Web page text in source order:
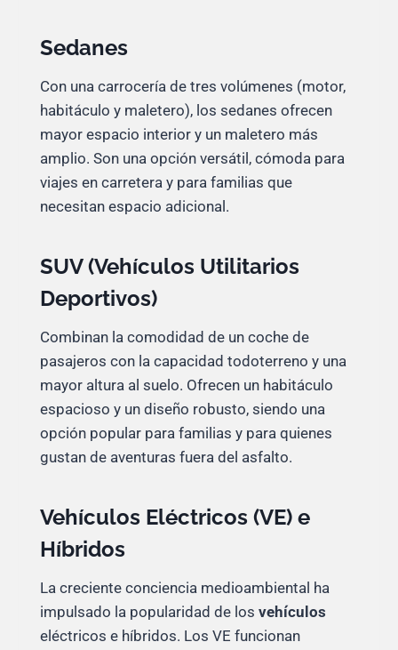
Sedanes
Con una carrocería de tres volúmenes (motor,
habitáculo y maletero), los sedanes ofrecen
mayor espacio interior y un maletero más
amplio. Son una opción versátil, cómoda para
viajes en carretera y para familias que
necesitan espacio adicional.
SUV (Vehículos Utilitarios
Deportivos)
Combinan la comodidad de un coche de
pasajeros con la capacidad todoterreno y una
mayor altura al suelo. Ofrecen un habitáculo
espacioso y un diseño robusto, siendo una
opción popular para familias y para quienes
gustan de aventuras fuera del asfalto.
Vehículos Eléctricos (VE) e
Híbridos
La creciente conciencia medioambiental ha
impulsado la popularidad de los vehículos
eléctricos e híbridos. Los VE funcionan